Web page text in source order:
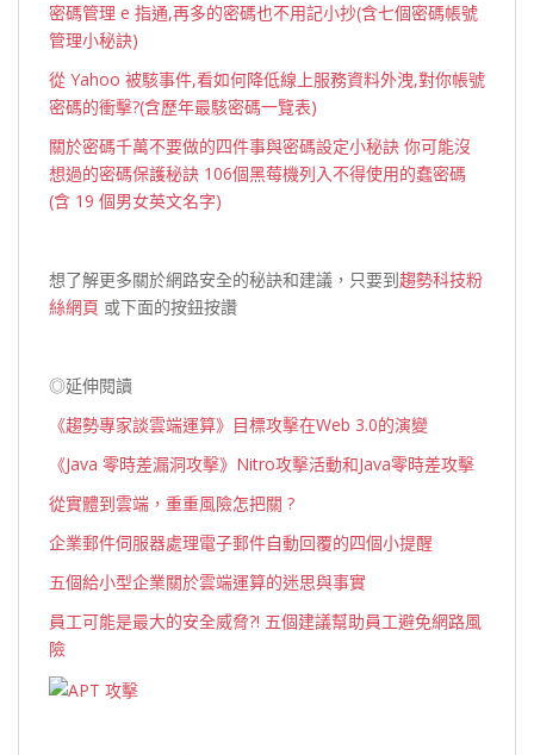
密碼管理 e 指通,再多的密碼也不用記小抄(含七個密碼帳號
管理小秘訣)
從 Yahoo 被駭事件,看如何降低線上服務資料外洩,對你帳號
密碼的衝擊?(含歷年最駭密碼一覽表)
關於密碼千萬不要做的四件事與密碼設定小秘訣 你可能沒
想過的密碼保護秘訣 106個黑莓機列入不得使用的蠢密碼
(含 19 個男女英文名字)
想了解更多關於網路安全的秘訣和建議，只要到趨勢科技粉
絲網頁 或下面的按鈕按讚
◎延伸閱讀
《趨勢專家談雲端運算》目標攻擊在Web 3.0的演變
《Java 零時差漏洞攻擊》Nitro攻擊活動和Java零時差攻擊
從實體到雲端，重重風險怎把關 ?
企業郵件伺服器處理電子郵件自動回覆的四個小提醒
五個給小型企業關於雲端運算的迷思與事實
員工可能是最大的安全威脅?! 五個建議幫助員工避免網路風
險